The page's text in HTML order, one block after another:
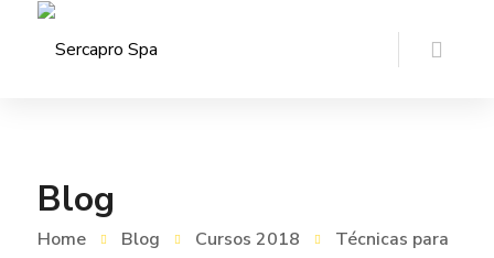
Blog
Home Blog Cursos 2018
Técnicas para